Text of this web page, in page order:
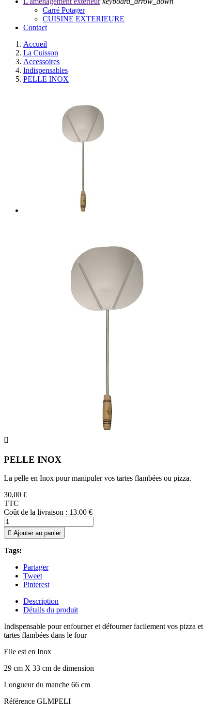
Carré Potager
CUISINE EXTERIEURE
Contact
Accueil
La Cuisson
Accessoires
Indispensables
PELLE INOX

PELLE INOX
La pelle en Inox pour manipuler vos tartes flambées ou pizza.
30,00 €
TTC
Coût de la livraison : 13.00 €
 Ajouter au panier
Tags:
Partager
Tweet
Pinterest
Description
Détails du produit
Indispensable pour enfourner et défourner facilement vos pizza et
tartes flambées dans le four
Elle est en Inox
29 cm X 33 cm de dimension
Longueur du manche 66 cm
Référence GLMPELI